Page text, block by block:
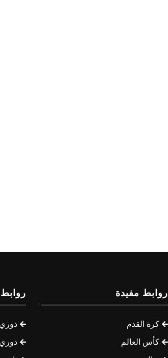
روابط مفيدة
كرة القدم
كأس العالم
دوري
دوري